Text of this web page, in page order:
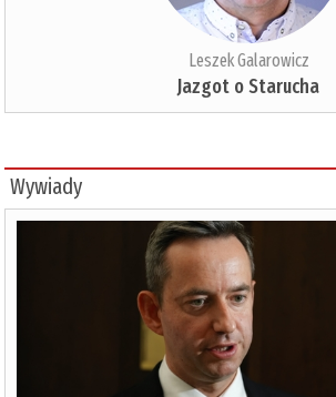
Leszek Galarowicz
Jazgot o Starucha
Wywiady